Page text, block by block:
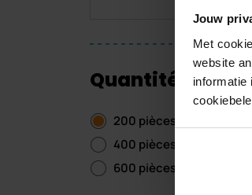
Jouw
Met
website
informatie
Quantité
200 pièces
400 pièces
600 pièces